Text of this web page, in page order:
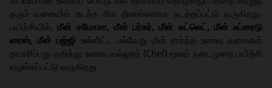
தரும் வகையில் கடந்த சில தினங்களாக நடத்தப்பட்டு வருகிறது.
பயிற்சியில்,மீன் சமோசா, மீன் பர்கர், மீன் கட்லெட், மீன் ஃப்ரைடு
ரைஸ், மீன் பஜ்ஜி உள்ளிட்ட பல்வேறு மீன் சார்ந்த உணவு வகைகள்
தயாரிப்பது குறித்து உணவு வல்லுநர் (Chef) மூலம் நடைமுறை பயிற்சி
வழங்கப்பட்டு வருகிறது.